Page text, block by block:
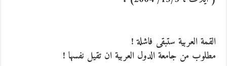
القمة العربية ستبقى فاشلة !
مطلوب من جامعة الدول العربية ان تقيل نفسها !